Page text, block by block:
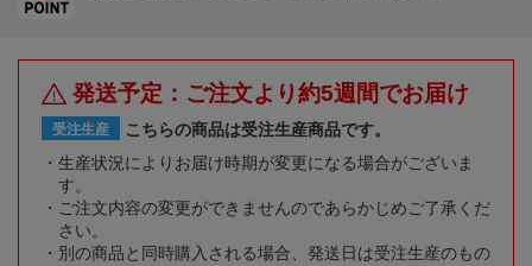
発送予定：ご注文より約5週間でお届け
受注生産
こちらの商品は受注生産商品です。
生産状況によりお届け時期が変更になる場合がございま
す。
ご注文内容の変更ができませんのであらかじめご了承くだ
さい。
別の商品と同時購入される場合、発送日は受注生産のもの